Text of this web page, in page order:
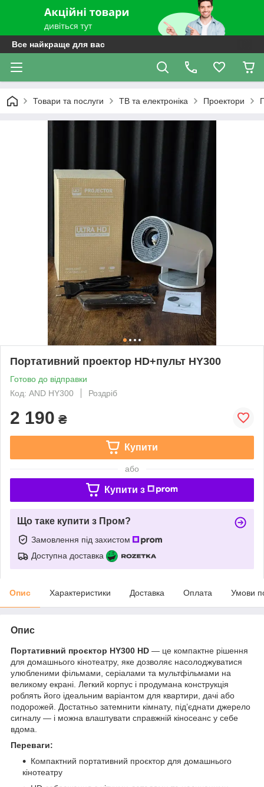
Все найкраще для вас
Товари та послуги ТВ та електроніка Проектори
Портативний проектор HD+пульт HY300
Готово до відправки
Код: AND HY300
Роздріб
2 190 ₴
Купити
або
Купити з
Що таке купити з Пром?
Замовлення під захистом
Доступна доставка
Опис Характеристики Доставка Оплата Умови
Опис
Портативний проєктор HY300 HD — це компактне рішення
для домашнього кінотеатру, яке дозволяє насолоджуватися
улюбленими фільмами, серіалами та мультфільмами на
великому екрані. Легкий корпус і продумана конструкція
роблять його ідеальним варіантом для квартири, дачі або
подорожей. Достатньо затемнити кімнату, під’єднати джерело
сигналу — і можна влаштувати справжній кіносеанс у себе
вдома.
Переваги:
Компактний портативний проєктор для домашнього
кінотеатру